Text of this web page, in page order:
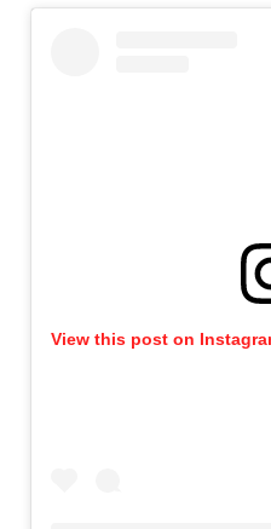
View this post on